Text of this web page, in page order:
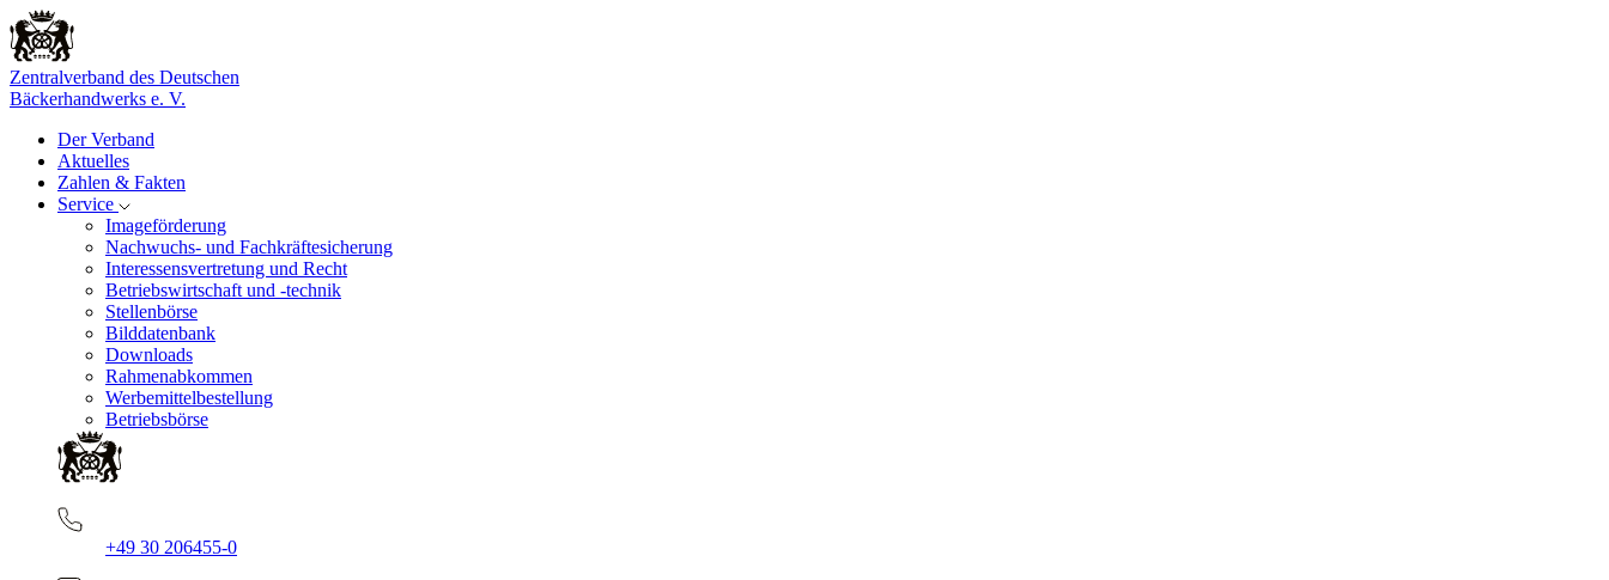
Zentralverband des Deutschen
Bäckerhandwerks e. V.
Der Verband
Aktuelles
Zahlen & Fakten
Service
Imageförderung
Nachwuchs- und Fachkräftesicherung
Interessensvertretung und Recht
Betriebswirtschaft und -technik
Stellenbörse
Bilddatenbank
Downloads
Rahmenabkommen
Werbemittelbestellung
Betriebsbörse
+49 30 206455-0